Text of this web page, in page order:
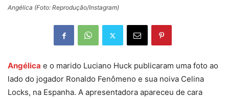
Angélica (Foto: Reprodução/Instagram)
Angélica e o marido Luciano Huck publicaram uma foto ao
lado do jogador Ronaldo Fenômeno e sua noiva Celina
Locks, na Espanha. A apresentadora apareceu de cara